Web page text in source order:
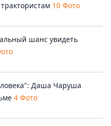
10 Фото
шанс увидеть
Даша Чаруша
4 Фото